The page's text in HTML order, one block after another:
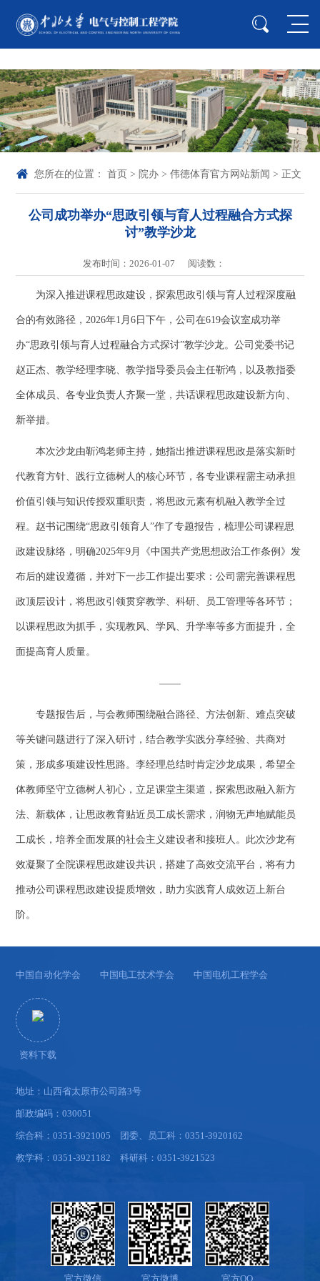
伟德体育(中国)官方网站 登录入口
您所在的位置： 首页> 院办> 伟德体育官方网站新闻 > 正文
公司成功举办“思政引领与育人过程融合方式探
讨”教学沙龙
发布时间：2026-01-07 阅读数：
为深入推进课程思政建设，探索思政引领与育人过程深度融
合的有效路径，2026年1月6日下午，公司在619会议室成功举
办“思政引领与育人过程融合方式探讨”教学沙龙。公司党委书记
赵正杰、教学经理李晓、教学指导委员会主任靳鸿，以及教指委
全体成员、各专业负责人齐聚一堂，共话课程思政建设新方向、
新举措。
本次沙龙由靳鸿老师主持，她指出推进课程思政是落实新时
代教育方针、践行立德树人的核心环节，各专业课程需主动承担
价值引领与知识传授双重职责，将思政元素有机融入教学全过
程。赵书记围绕“思政引领育人”作了专题报告，梳理公司课程思
政建设脉络，明确2025年9月《中国共产党思想政治工作条例》发
布后的建设遵循，并对下一步工作提出要求：公司需完善课程思
政顶层设计，将思政引领贯穿教学、科研、员工管理等各环节；
以课程思政为抓手，实现教风、学风、升学率等多方面提升，全
面提高育人质量。
专题报告后，与会教师围绕融合路径、方法创新、难点突破
等关键问题进行了深入研讨，结合教学实践分享经验、共商对
策，形成多项建设性思路。李经理总结时肯定沙龙成果，希望全
体教师坚守立德树人初心，立足课堂主渠道，探索思政融入新方
法、新载体，让思政教育贴近员工成长需求，润物无声地赋能员
工成长，培养全面发展的社会主义建设者和接班人。此次沙龙有
效凝聚了全院课程思政建设共识，搭建了高效交流平台，将有力
推动公司课程思政建设提质增效，助力实践育人成效迈上新台
阶。
中国自动化学会 中国电工技术学会 中国电机工程学会
资料下载
地址：山西省太原市公司路3号
邮政编码：030051
综合科：0351-3921005 团委、员工科：0351-3920162
教学科：0351-3921182 科研科：0351-3921523
官方微信 官方微博 官方QQ